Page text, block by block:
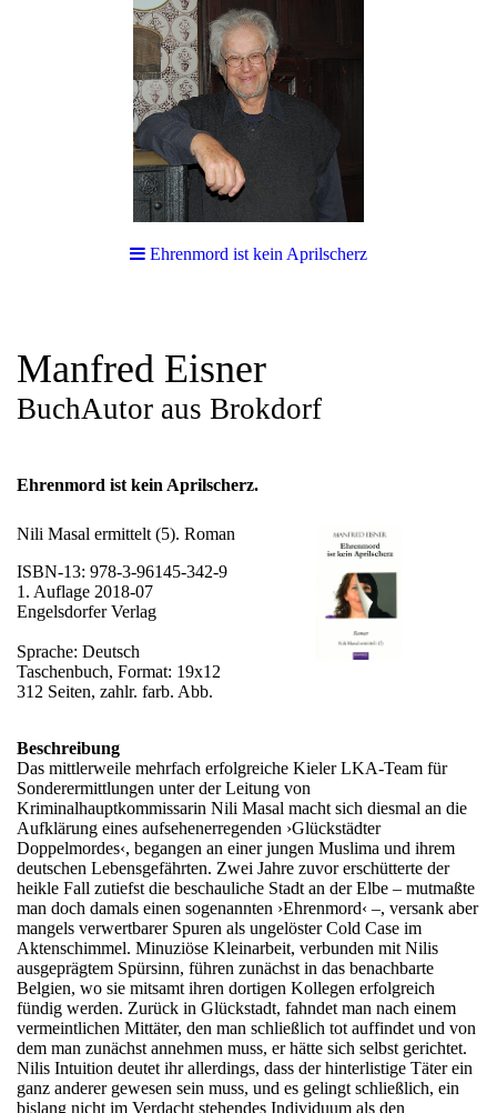
Ehrenmord ist kein Aprilscherz
Manfred Eisner
BuchAutor aus Brokdorf
Ehrenmord ist kein Aprilscherz.
Nili Masal ermittelt (5). Roman
ISBN-13: 978-3-96145-342-9
1. Auflage 2018-07
Engelsdorfer Verlag
Sprache: Deutsch
Taschenbuch, Format: 19x12
312 Seiten, zahlr. farb. Abb.
Beschreibung
Das mittlerweile mehrfach erfolgreiche Kieler LKA-Team für
Sonderermittlungen unter der Leitung von
Kriminalhauptkommissarin Nili Masal macht sich diesmal an die
Aufklärung eines aufsehenerregenden ›Glückstädter
Doppelmordes‹, begangen an einer jungen Muslima und ihrem
deutschen Lebensgefährten. Zwei Jahre zuvor erschütterte der
heikle Fall zutiefst die beschauliche Stadt an der Elbe – mutmaßte
man doch damals einen sogenannten ›Ehrenmord‹ –, versank aber
mangels verwertbarer Spuren als ungelöster Cold Case im
Aktenschimmel. Minuziöse Kleinarbeit, verbunden mit Nilis
ausgeprägtem Spürsinn, führen zunächst in das benachbarte
Belgien, wo sie mitsamt ihren dortigen Kollegen erfolgreich
fündig werden. Zurück in Glückstadt, fahndet man nach einem
vermeintlichen Mittäter, den man schließlich tot auffindet und von
dem man zunächst annehmen muss, er hätte sich selbst gerichtet.
Nilis Intuition deutet ihr allerdings, dass der hinterlistige Täter ein
ganz anderer gewesen sein muss, und es gelingt schließlich, ein
bislang nicht im Verdacht stehendes Individuum als den